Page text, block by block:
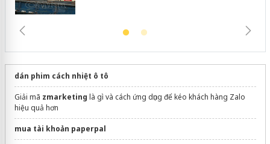
dán phim cách nhiệt ô tô
Giải mã zmarketing là gì và cách ứng dụng để kéo khách hàng Zalo
hiệu quả hơn
mua tài khoản paperpal